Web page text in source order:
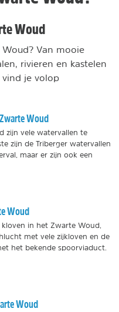
Woud
Van mooie
rivieren en kastelen
vind je volop
Woud
zijn vele watervallen te
zijn de Triberger watervallen
maar er zijn ook een
Woud
in het Zwarte Woud,
met vele zijkloven en de
het bekende spoorviaduct.
Woud